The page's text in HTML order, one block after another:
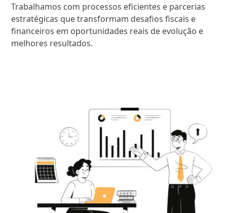
Trabalhamos com processos eficientes e parcerias
estratégicas que transformam desafios fiscais e
financeiros em oportunidades reais de evolução e
melhores resultados.